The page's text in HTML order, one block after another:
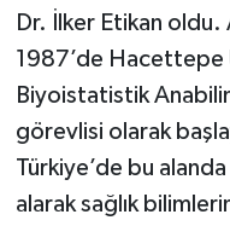
Dr. İlker Etikan
1987’de Hacettepe
Biyoistatistik
görevlisi olarak
Türkiye’de bu
alarak sağlık